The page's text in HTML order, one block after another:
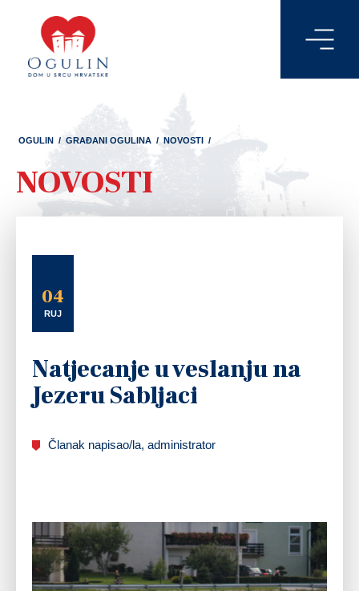
OGULIN / GRAĐANI OGULINA / NOVOSTI /
NOVOSTI
04
RUJ
Natjecanje u veslanju na
Jezeru Sabljaci
Članak napisao/la, administrator